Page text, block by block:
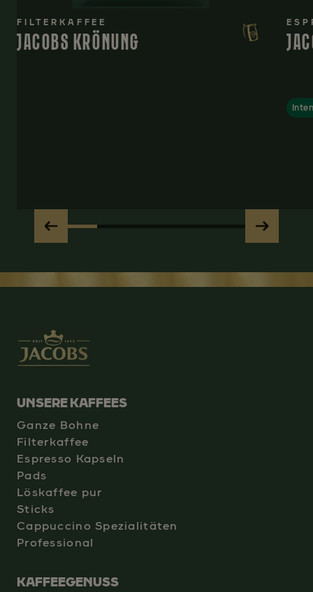
FILTERKAFFEE
JACOBS KRÖNUNG
UNSERE KAFFEES
Ganze Bohne
Filterkaffee
Espresso Kapseln
Pads
Löskaffee pur
Sticks
Cappuccino Spezialitäten
Professional
KAFFEEGENUSS